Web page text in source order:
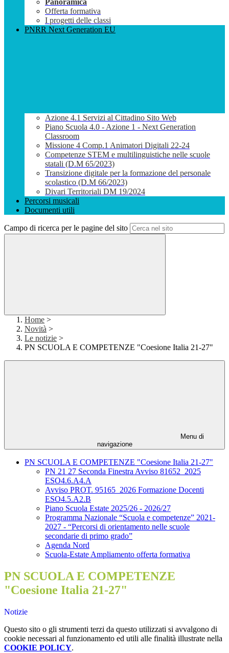
Panoramica
Offerta formativa
I progetti delle classi
PNRR Next Generation EU
Azione 4.1 Servizi al Cittadino Sito Web
Piano Scuola 4.0 - Azione 1 - Next Generation
Classroom
Missione 4 Comp.1 Animatori Digitali 22-24
Competenze STEM e multilinguistiche nelle scuole
statali (D.M 65/2023)
Transizione digitale per la formazione del personale
scolastico (D.M 66/2023)
Divari Territoriali DM 19/2024
Percorsi musicali
Documenti utili
Campo di ricerca per le pagine del sito
Home >
Novità >
Le notizie >
PN SCUOLA E COMPETENZE "Coesione Italia 21-27"
Menu di
navigazione
PN SCUOLA E COMPETENZE "Coesione Italia 21-27"
PN 21 27 Seconda Finestra Avviso 81652_2025
ESO4.6.A4.A
Avviso PROT. 95165_2026 Formazione Docenti
ESO4.5.A2.B
Piano Scuola Estate 2025/26 - 2026/27
Programma Nazionale “Scuola e competenze” 2021-
2027 - “Percorsi di orientamento nelle scuole
secondarie di primo grado”
Agenda Nord
Scuola-Estate Ampliamento offerta formativa
PN SCUOLA E COMPETENZE
"Coesione Italia 21-27"
Notizie
Questo sito o gli strumenti terzi da questo utilizzati si avvalgono di
cookie necessari al funzionamento ed utili alle finalità illustrate nella
COOKIE POLICY.